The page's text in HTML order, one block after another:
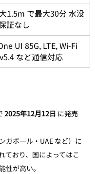
1.5m で最大30分 水没
証なし
UI 85G, LTE, Wi‑Fi
など通信対応
2025年12月12日 に発売
ガポール・UAE など）に
ており、国によってはこ
性が高い。